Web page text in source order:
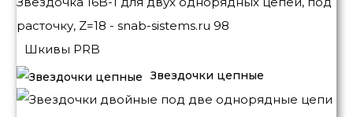
Шкивы PRB
Звездочки цепные